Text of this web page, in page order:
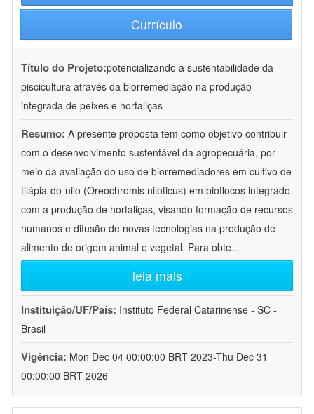
Currículo
Título do Projeto:potencializando a sustentabilidade da
piscicultura através da biorremediação na produção
integrada de peixes e hortaliças
Resumo: A presente proposta tem como objetivo contribuir
com o desenvolvimento sustentável da agropecuária, por
meio da avaliação do uso de biorremediadores em cultivo de
tilápia-do-nilo (Oreochromis niloticus) em bioflocos integrado
com a produção de hortaliças, visando formação de recursos
humanos e difusão de novas tecnologias na produção de
alimento de origem animal e vegetal. Para obte...
leia mais
Instituição/UF/País: Instituto Federal Catarinense - SC -
Brasil
Vigência: Mon Dec 04 00:00:00 BRT 2023-Thu Dec 31
00:00:00 BRT 2026